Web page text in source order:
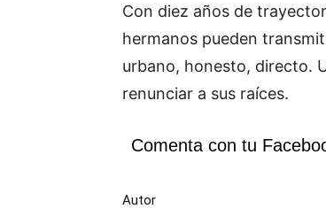
Con diez años de
hermanos pueden
urbano, honesto, directo.
renunciar a sus raíces.
Comenta con tu
Autor